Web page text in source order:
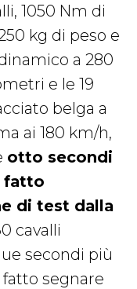
1050 Nm di
kg di peso e
a 280
e le 19
belga a
ai 180 km/h,
otto secondi
fatto
di test dalla
cavalli
secondi più
fatto segnare